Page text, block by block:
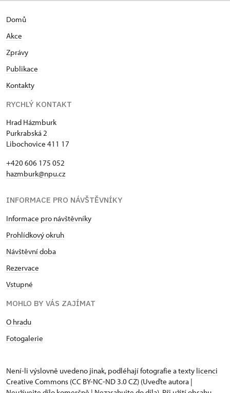
Domů
Akce
Zprávy
Publikace
Kontakty
RYCHLÝ KONTAKT
Hrad Házmburk
Purkrabská 2
Libochovice 411 17
+420 606 175 052
hazmburk@npu.cz
INFORMACE PRO NÁVŠTĚVNÍKY
Informace pro návštěvníky
Prohlídkový okruh
Návštěvní doba
Rezervace
Vstupné
MOHLO BY VÁS ZAJÍMAT
O hradu
Fotogalerie
Není-li výslovně uvedeno jinak, podléhají fotografie a texty licenci
Creative Commons (CC BY-NC-ND 3.0 CZ) (Uveďte autora |